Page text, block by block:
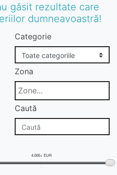
găsit rezultate care
dumneavoastră!
Categorie
Zona
Caută
4.000+ EUR